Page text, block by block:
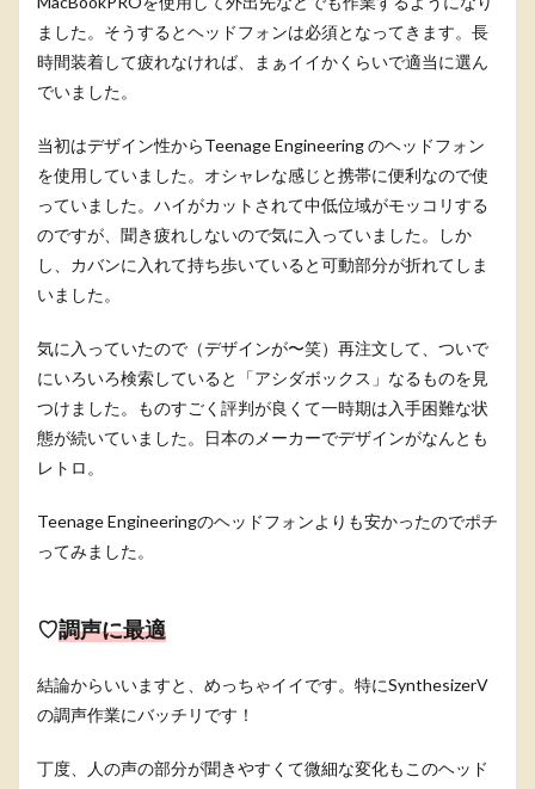
ました。そうするとヘッドフォンは必須となってきます。長
時間装着して疲れなければ、まぁイイかくらいで適当に選ん
でいました。
当初はデザイン性からTeenage Engineering のヘッドフォン
を使用していました。オシャレな感じと携帯に便利なので使
っていました。ハイがカットされて中低位域がモッコリする
のですが、聞き疲れしないので気に入っていました。しか
し、カバンに入れて持ち歩いていると可動部分が折れてしま
いました。
気に入っていたので（デザインが〜笑）再注文して、ついで
にいろいろ検索していると「アシダボックス」なるものを見
つけました。ものすごく評判が良くて一時期は入手困難な状
態が続いていました。日本のメーカーでデザインがなんとも
レトロ。
Teenage Engineeringのヘッドフォンよりも安かったのでポチ
ってみました。
♡調声に最適
結論からいいますと、めっちゃイイです。特にSynthesizerV
の調声作業にバッチリです！
丁度、人の声の部分が聞きやすくて微細な変化もこのヘッド